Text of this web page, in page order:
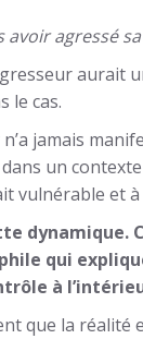
agressé
aurait
le cas.
jamais
un
vulnérable et
dynamique.
qui
à
que la réalité